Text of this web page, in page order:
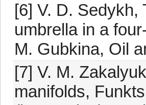
[6] V. D. Sedykh,
umbrella in a
M. Gubkina, Oil
[7] V. M.
manifolds,